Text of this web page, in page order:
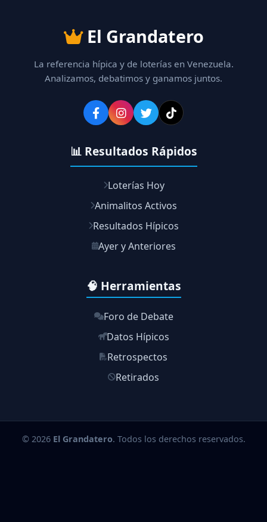
El Grandatero
La referencia hípica y de loterías en Venezuela.
Analizamos, debatimos y ganamos juntos.
📊 Resultados Rápidos
Loterías Hoy
Animalitos Activos
Resultados Hípicos
Ayer y Anteriores
🧠 Herramientas
Foro de Debate
Datos Hípicos
Retrospectos
Retirados
© 2026 El Grandatero. Todos los derechos reservados.